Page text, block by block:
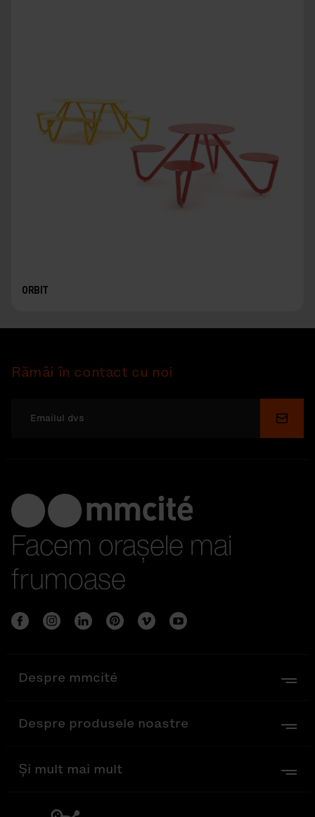
ORBIT
Rămâi în contact cu noi
Facem orașele mai
frumoase
Despre mmcité
Despre produsele noastre
Și mult mai mult